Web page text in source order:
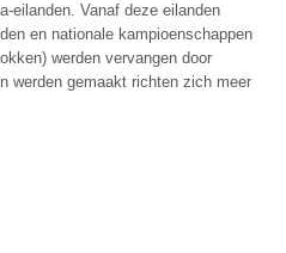
eilanden. Vanaf deze eilanden
en nationale kampioenschappen
werden vervangen door
werden gemaakt richten zich meer